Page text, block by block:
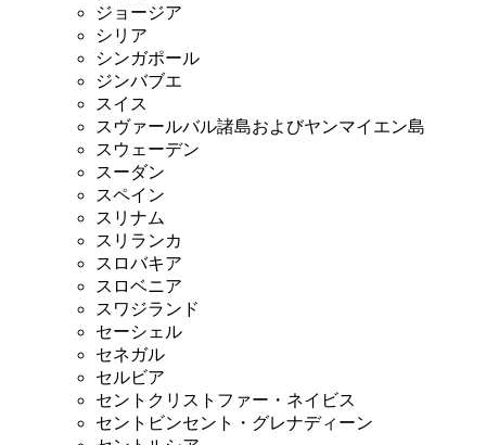
ジョージア
シリア
シンガポール
ジンバブエ
スイス
スヴァールバル諸島およびヤンマイエン島
スウェーデン
スーダン
スペイン
スリナム
スリランカ
スロバキア
スロベニア
スワジランド
セーシェル
セネガル
セルビア
セントクリストファー・ネイビス
セントビンセント・グレナディーン